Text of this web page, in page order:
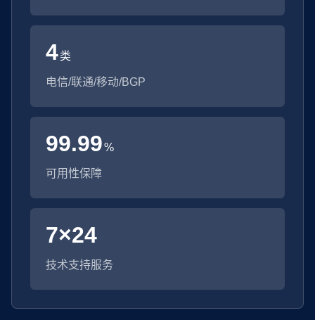
4类
电信/联通/移动/BGP
99.99%
可用性保障
7×24
技术支持服务